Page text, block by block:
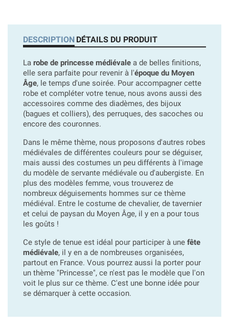
DESCRIPTION DÉTAILS DU PRODUIT
La robe de princesse médiévale a de belles finitions,
elle sera parfaite pour revenir à l'époque du Moyen
Âge, le temps d'une soirée. Pour accompagner cette
robe et compléter votre tenue, nous avons aussi des
accessoires comme des diadèmes, des bijoux
(bagues et colliers), des perruques, des sacoches ou
encore des couronnes.
Dans le même thème, nous proposons d'autres robes
médiévales de différentes couleurs pour se déguiser,
mais aussi des costumes un peu différents à l'image
du modèle de servante médiévale ou d'aubergiste. En
plus des modèles femme, vous trouverez de
nombreux déguisements hommes sur ce thème
médiéval. Entre le costume de chevalier, de tavernier
et celui de paysan du Moyen Âge, il y en a pour tous
les goûts !
Ce style de tenue est idéal pour participer à une fête
médiévale, il y en a de nombreuses organisées,
partout en France. Vous pourrez aussi la porter pour
un thème "Princesse", ce n'est pas le modèle que l'on
voit le plus sur ce thème. C'est une bonne idée pour
se démarquer à cette occasion.